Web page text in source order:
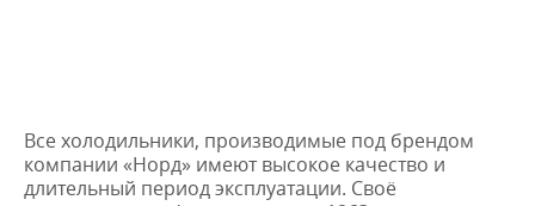
Все холодильники, производимые под брендом
компании «Норд» имеют высокое качество и
длительный период эксплуатации. Своё